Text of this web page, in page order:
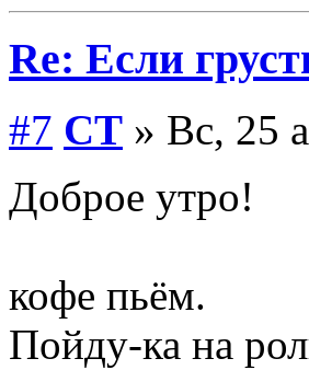
Re: Если
#7 СТ » Вс, 25
Доброе утро!
кофе пьём.
Пойду-ка на